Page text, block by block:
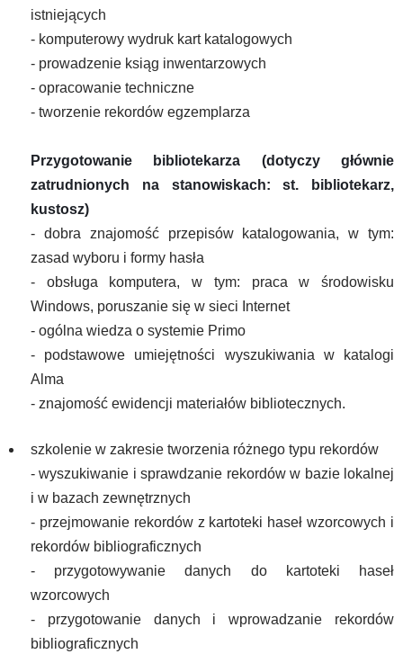
istniejących
- komputerowy wydruk kart katalogowych
- prowadzenie ksiąg inwentarzowych
- opracowanie techniczne
- tworzenie rekordów egzemplarza
Przygotowanie bibliotekarza (dotyczy głównie
zatrudnionych na stanowiskach: st. bibliotekarz,
kustosz)
- dobra znajomość przepisów katalogowania, w tym:
zasad wyboru i formy hasła
- obsługa komputera, w tym: praca w środowisku
Windows, poruszanie się w sieci Internet
- ogólna wiedza o systemie Primo
- podstawowe umiejętności wyszukiwania w katalogi
Alma
- znajomość ewidencji materiałów bibliotecznych.
szkolenie w zakresie tworzenia różnego typu rekordów
- wyszukiwanie i sprawdzanie rekordów w bazie lokalnej
i w bazach zewnętrznych
- przejmowanie rekordów z kartoteki haseł wzorcowych i
rekordów bibliograficznych
- przygotowywanie danych do kartoteki haseł
wzorcowych
- przygotowanie danych i wprowadzanie rekordów
bibliograficznych